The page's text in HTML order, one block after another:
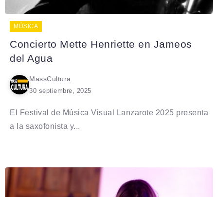
MÚSICA
Concierto Mette Henriette en Jameos
del Agua
MassCultura
30 septiembre, 2025
El Festival de Música Visual Lanzarote 2025 presenta
a la saxofonista y...